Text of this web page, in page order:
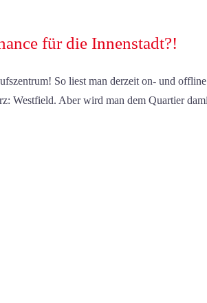
für die Innenstadt?!
So liest man derzeit on- und
Westfield. Aber wird man dem Quartier